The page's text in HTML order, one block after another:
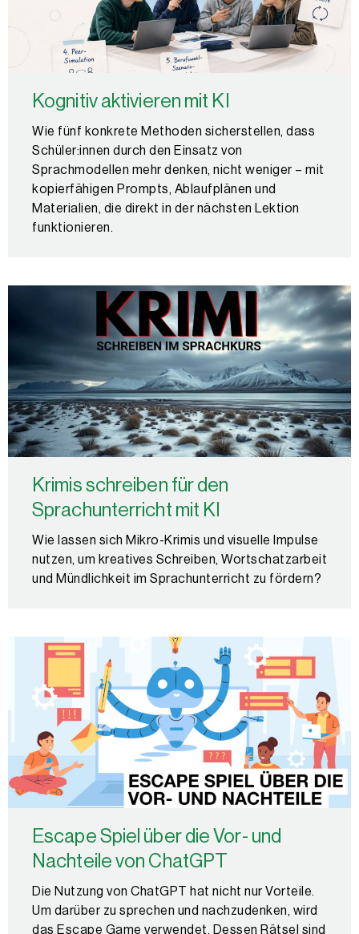
Kognitiv aktivieren mit KI
Wie fünf konkrete Methoden sicherstellen, dass
Schüler:innen durch den Einsatz von
Sprachmodellen mehr denken, nicht weniger – mit
kopierfähigen Prompts, Ablaufplänen und
Materialien, die direkt in der nächsten Lektion
funktionieren.
Krimis schreiben für den
Sprachunterricht mit KI
Wie lassen sich Mikro-Krimis und visuelle Impulse
nutzen, um kreatives Schreiben, Wortschatzarbeit
und Mündlichkeit im Sprachunterricht zu fördern?
Escape Spiel über die Vor- und
Nachteile von ChatGPT
Die Nutzung von ChatGPT hat nicht nur Vorteile.
Um darüber zu sprechen und nachzudenken, wird
das Escape Game verwendet. Dessen Rätsel sind